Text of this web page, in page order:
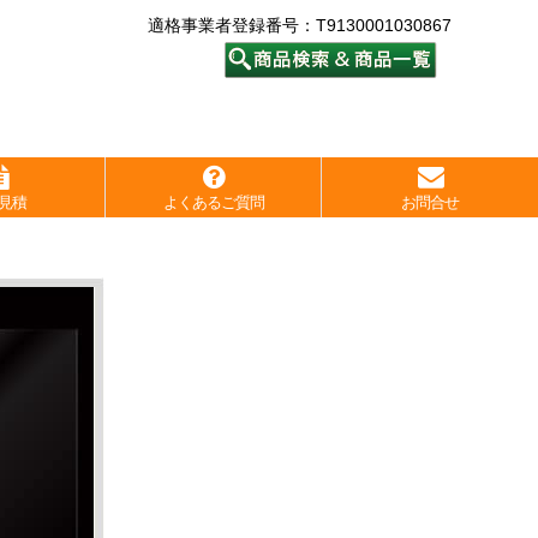
適格事業者登録番号：T9130001030867
積 よくあるご質問 お問合せ